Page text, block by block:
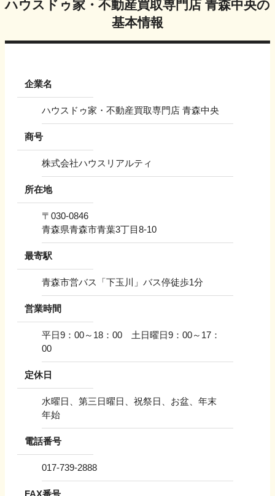
ハウスドゥ家・不動産買取専門店 青森中央の
基本情報
企業名
ハウスドゥ家・不動産買取専門店 青森中央
商号
株式会社ハウスリアルティ
所在地
〒 030-0846
青森県青森市青葉3丁目8-10
最寄駅
青森市営バス「下玉川」バス停徒歩1分
営業時間
平日9：00～18：00 土日曜日9：00～17：
00
定休日
水曜日、第三日曜日、祝祭日、お盆、年末
年始
電話番号
017-739-2888